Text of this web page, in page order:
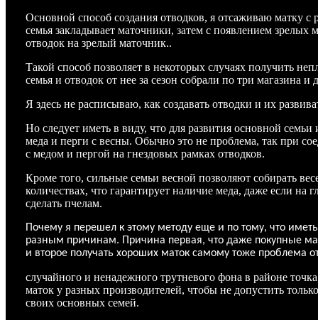
Основной способ создания отводков, я отсаживаю матку с
семья закладывает маточники, затем с появлением зрелых
отводок на зрелый маточник..
Такой способ позволяет в некоторых случаях получить
семья и отводок от нее за сезон собрали по три магазина и
Я здесь не расписываю, как создавать отводки и их
Но следует иметь в виду, что для развития основной
меда и перги с весны. Обычно это не проблема, так при
с медом и пергой на гнездовых рамках отводков.
Кроме того, сильные семьи весной позволяют собирать
количествах, что гарантирует наличие меда, даже если на
сделать пчелам.
Почему я перешел к этому методу еще и по тому, что
разным причинам. Причина первая, что даже покупные
и второе получать хороших маток самому тоже проблема
случайного и ненадежного трутневого фона в районе
маток у разных производителей, чтобы не допустить
своих основных семей.